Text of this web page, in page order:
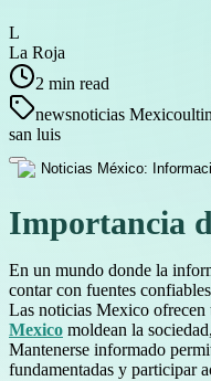
L
La Roja
2 min read
newsnoticias Mexico
san luis
Importancia
En un mundo donde la
contar con fuentes
Las noticias Mexico ofrecen
Mexico moldean la
Mantenerse informado
fundamentadas y participar